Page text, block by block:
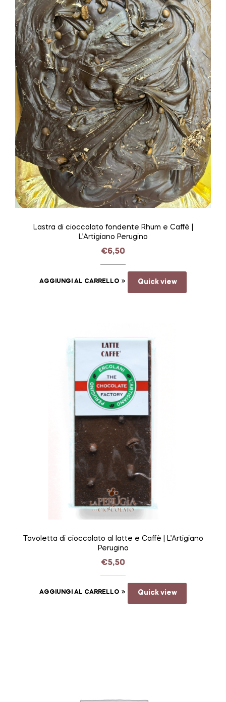
Lastra di cioccolato fondente Rhum e Caffè |
L’Artigiano Perugino
€6,50
AGGIUNGI AL CARRELLO Quick view
Tavoletta di cioccolato al latte e Caffè | L’Artigiano
Perugino
€5,50
AGGIUNGI AL CARRELLO Quick view